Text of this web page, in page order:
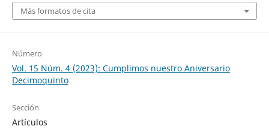
Más formatos de cita
Número
Vol. 15 Núm. 4 (2023): Cumplimos nuestro Aniversario
Decimoquinto
Sección
Artículos